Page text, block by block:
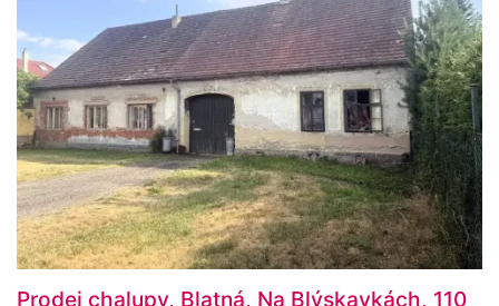
Prodej chalupy, Blatná, Na Blýskavkách, 110